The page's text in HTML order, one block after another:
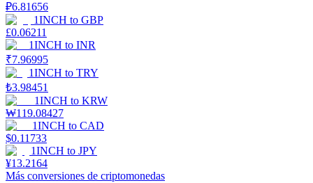
Launchpool
Participación flexible para ganar tokens populares
₽6.81656
1INCH to GBP
£0.06211
1INCH to INR
₹7.96995
1INCH to TRY
₺3.98451
1INCH to KRW
₩119.08427
1INCH to CAD
$0.11733
1INCH to JPY
¥13.2164
Más conversiones de criptomonedas